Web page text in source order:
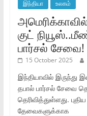
இந்தியா உலகம்
குட்
பார்சல் சேவை!
15 October 2025
இந்தியாவில் இருந்து
தபால் பார்சல் சேவை
தெரிவித்துள்ளது.
தேவைகளுக்காக